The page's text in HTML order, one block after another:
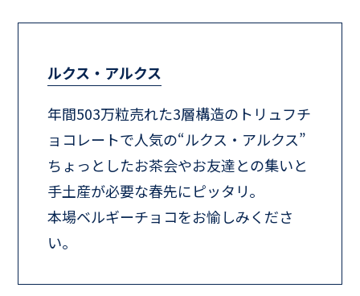
ルクス・アルクス
年間503万粒売れた3層構造のトリュフチ
ョコレートで人気の“ルクス・アルクス”
ちょっとしたお茶会やお友達との集いと
手土産が必要な春先にピッタリ。
本場ベルギーチョコをお愉しみくださ
い。